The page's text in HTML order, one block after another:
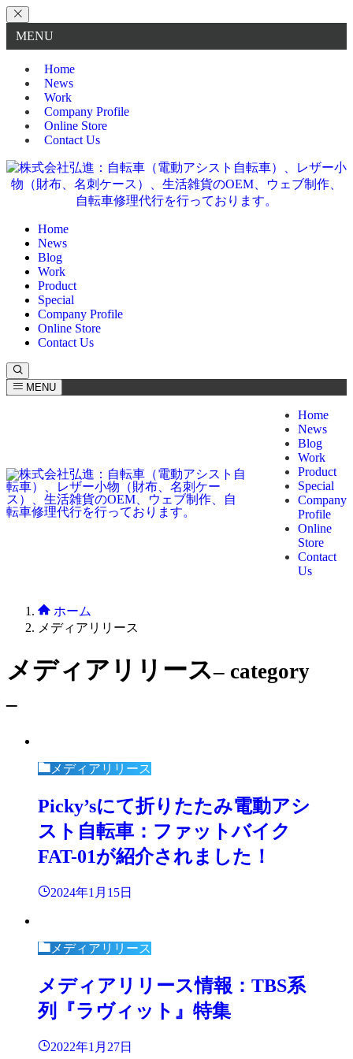
MENU
Home
News
Work
Company Profile
Online Store
Contact Us
Home
News
Blog
Work
Product
Special
Company Profile
Online Store
Contact Us
MENU
Home
News
Blog
Work
Product
Special
Company
Profile
Online
Store
Contact
Us
ホーム
メディアリリース
メディアリリース– category
–
メディアリリース
Picky’sにて折りたたみ電動アシ
スト自転車：ファットバイク
FAT-01が紹介されました！
2024年1月15日
メディアリリース
メディアリリース情報：TBS系
列『ラヴィット』特集
2022年1月27日